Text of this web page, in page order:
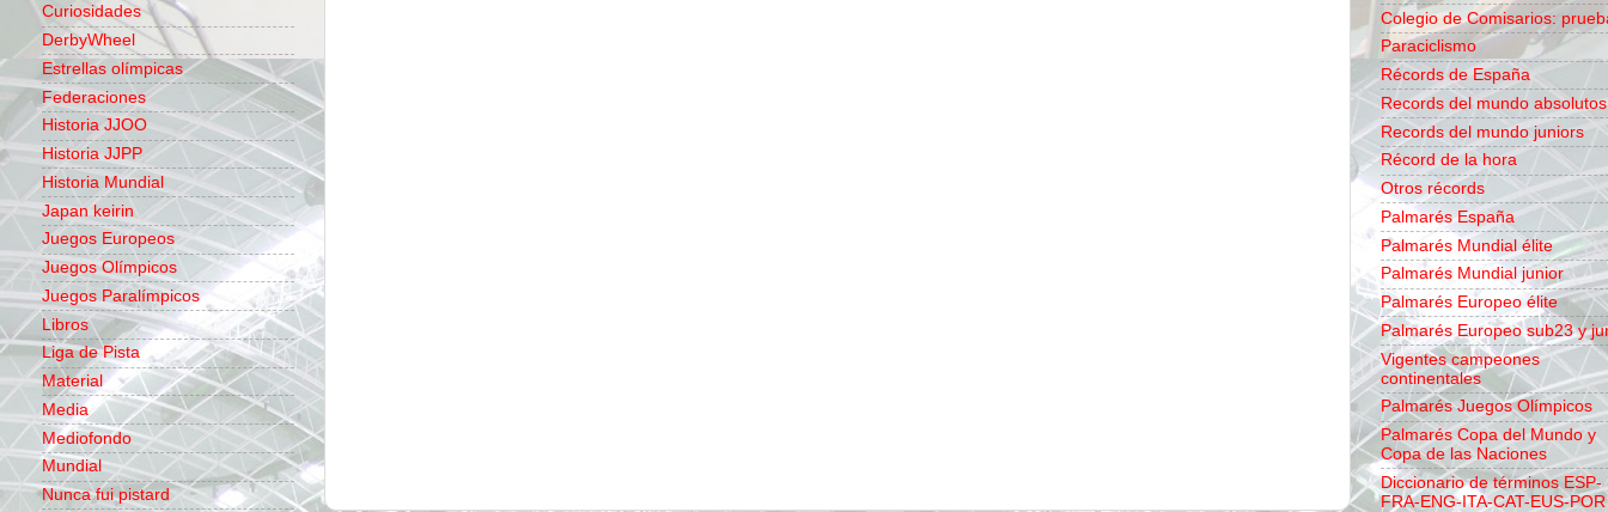
Curiosidades
DerbyWheel
Estrellas olímpicas
Federaciones
Historia JJOO
Historia JJPP
Historia Mundial
Japan keirin
Juegos Europeos
Juegos Olímpicos
Juegos Paralímpicos
Libros
Liga de Pista
Material
Media
Mediofondo
Mundial
Nunca fui pistard
Colegio de Comisarios:
Paraciclismo
Récords de España
Records del mundo absolutos
Records del mundo juniors
Récord de la hora
Otros récords
Palmarés España
Palmarés Mundial élite
Palmarés Mundial junior
Palmarés Europeo élite
Palmarés Europeo sub23 y
Vigentes campeones
continentales
Palmarés Juegos Olímpicos
Palmarés Copa del Mundo y
Copa de las Naciones
Diccionario de términos ESP-
FRA-ENG-ITA-CAT-EUS-POR